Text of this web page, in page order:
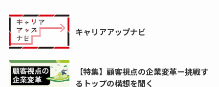
キャリアアップナビ
【特集】顧客視点の企業変革ー挑戦す
るトップの構想を聞く